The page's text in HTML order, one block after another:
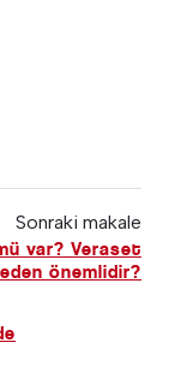
Sonraki makale
var? Veraset
önemlidir?